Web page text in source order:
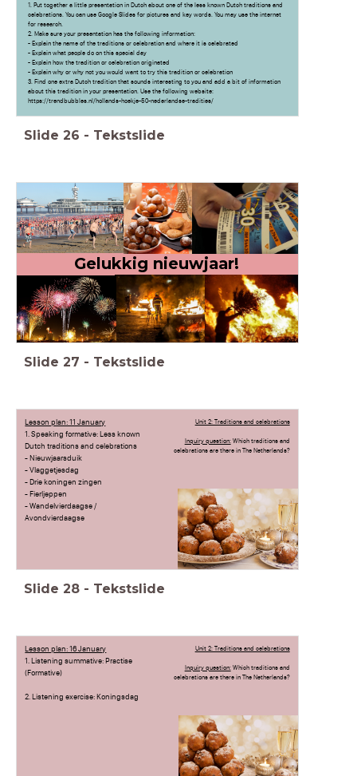
1. Put together a little presentation in Dutch about one of the less known Dutch traditions and
celebrations. You can use Google Slides for pictures and key words. You may use the internet
for research.
2. Make sure your presentation has the following information:
- Explain the name of the traditions or celebration and where it is celebrated
- Explain what people do on this special day
- Explain how the tradition or celebration originated
- Explain why or why not you would want to try this tradition or celebration
3. Find one extra Dutch tradition that sounds interesting to you and add a bit of information
about this tradition in your presentation. Use the following website:
https://trendbubbles.nl/hollands-hoekje-50-nederlandse-tradities/
Slide 26 - Tekstslide
Gelukkig nieuwjaar!
Slide 27 - Tekstslide
Lesson plan: 11 January
1. Speaking formative: Less known
Dutch traditions and celebrations
- Nieuwjaarsduik
- Vlaggetjesdag
- Drie koningen zingen
- Fierljeppen
- Wandelvierdaagse /
Avondvierdaagse
Unit 2: Traditions and celebrations
Inquiry question:Which traditions and
celebrations are there in The Netherlands?
Slide 28 - Tekstslide
Lesson plan: 16 January
1. Listening summative: Practise
(Formative)
2. Listening exercise: Koningsdag
Unit 2: Traditions and celebrations
Inquiry question:Which traditions and
celebrations are there in The Netherlands?